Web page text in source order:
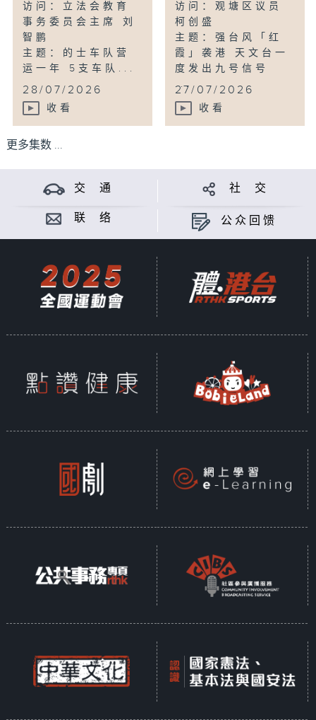
访问：立法会教育
事务委员会主席 刘
智鹏
主题：的士车队营
运一年 5支车队...
28/07/2026
收看
访问：观塘区议员
柯创盛
主题：强台风「红
霞」袭港 天文台一
度发出九号信号
...
27/07/2026
收看
更多集数 ...
交 通 社 交
联 络 公众回馈